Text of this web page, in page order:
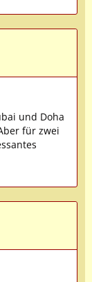
und Doha
für zwei